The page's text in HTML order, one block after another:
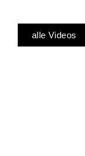
alle Videos